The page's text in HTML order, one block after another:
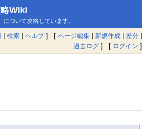
Wiki
ついて攻略しています。
| 検索 | ヘルプ] [ ページ編集 | 新規作成 | 差分 |
過去ログ ] [ ログイン ]